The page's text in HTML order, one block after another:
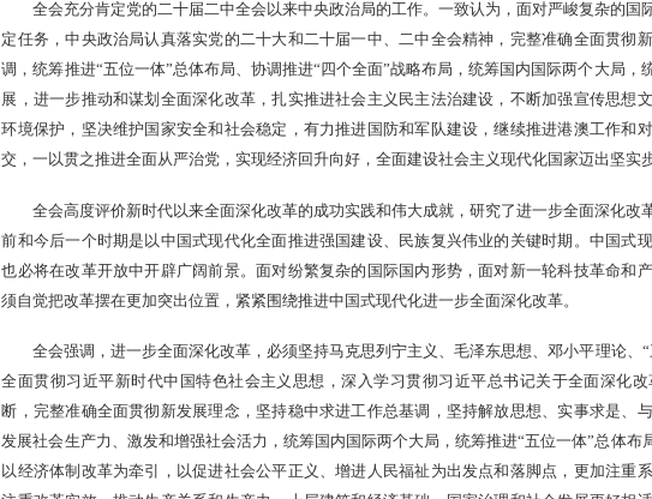
全会充分肯定党的二十届二中全会以来中央政治局的工作。一致认为，面对严峻复杂的国
定任务，中央政治局认真落实党的二十大和二十届一中、二中全会精神，完整准确全面贯彻
调，统筹推进“五位一体”总体布局、协调推进“四个全面”战略布局，统筹国内国际两个大局，
展，进一步推动和谋划全面深化改革，扎实推进社会主义民主法治建设，不断加强宣传思想
环境保护，坚决维护国家安全和社会稳定，有力推进国防和军队建设，继续推进港澳工作和
交，一以贯之推进全面从严治党，实现经济回升向好，全面建设社会主义现代化国家迈出坚实
全会高度评价新时代以来全面深化改革的成功实践和伟大成就，研究了进一步全面深化改
前和今后一个时期是以中国式现代化全面推进强国建设、民族复兴伟业的关键时期。中国式
也必将在改革开放中开辟广阔前景。面对纷繁复杂的国际国内形势，面对新一轮科技革命和
须自觉把改革摆在更加突出位置，紧紧围绕推进中国式现代化进一步全面深化改革。
全会强调，进一步全面深化改革，必须坚持马克思列宁主义、毛泽东思想、邓小平理论、
全面贯彻习近平新时代中国特色社会主义思想，深入学习贯彻习近平总书记关于全面深化
断，完整准确全面贯彻新发展理念，坚持稳中求进工作总基调，坚持解放思想、实事求是、
发展社会生产力、激发和增强社会活力，统筹国内国际两个大局，统筹推进“五位一体”总体布
以经济体制改革为牵引，以促进社会公平正义、增进人民福祉为出发点和落脚点，更加注重